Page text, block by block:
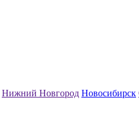
Нижний Новгород Новосибирск